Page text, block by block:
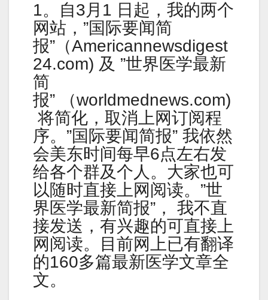
1。自3月1 日起，我的两个
网站，”国际要闻简
报”（Americannewsdigest
24.com) 及 ”世界医学最新
简
报” （worldmednews.com)
将简化，取消上网订阅程
序。”国际要闻简报” 我依然
会美东时间每早6点左右发
给各个群及个人。大家也可
以随时直接上网阅读。”世
界医学最新简报”， 我不直
接发送，有兴趣的可直接上
网阅读。目前网上已有翻译
的160多篇最新医学文章全
文。